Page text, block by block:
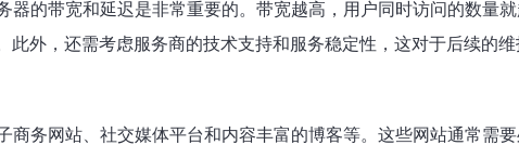
器的带宽和延迟是非常重要的。带宽越高，用户同时访问的数量
外，还需考虑服务商的技术支持和服务稳定性，这对于后续的维
务网站、社交媒体平台和内容丰富的博客等。这些网站通常需